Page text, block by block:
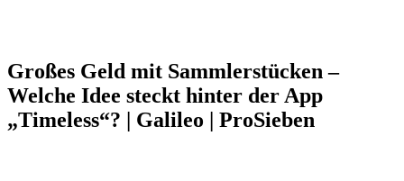
Großes Geld mit Sammlerstücken –
Welche Idee steckt hinter der App
„Timeless“? | Galileo | ProSieben